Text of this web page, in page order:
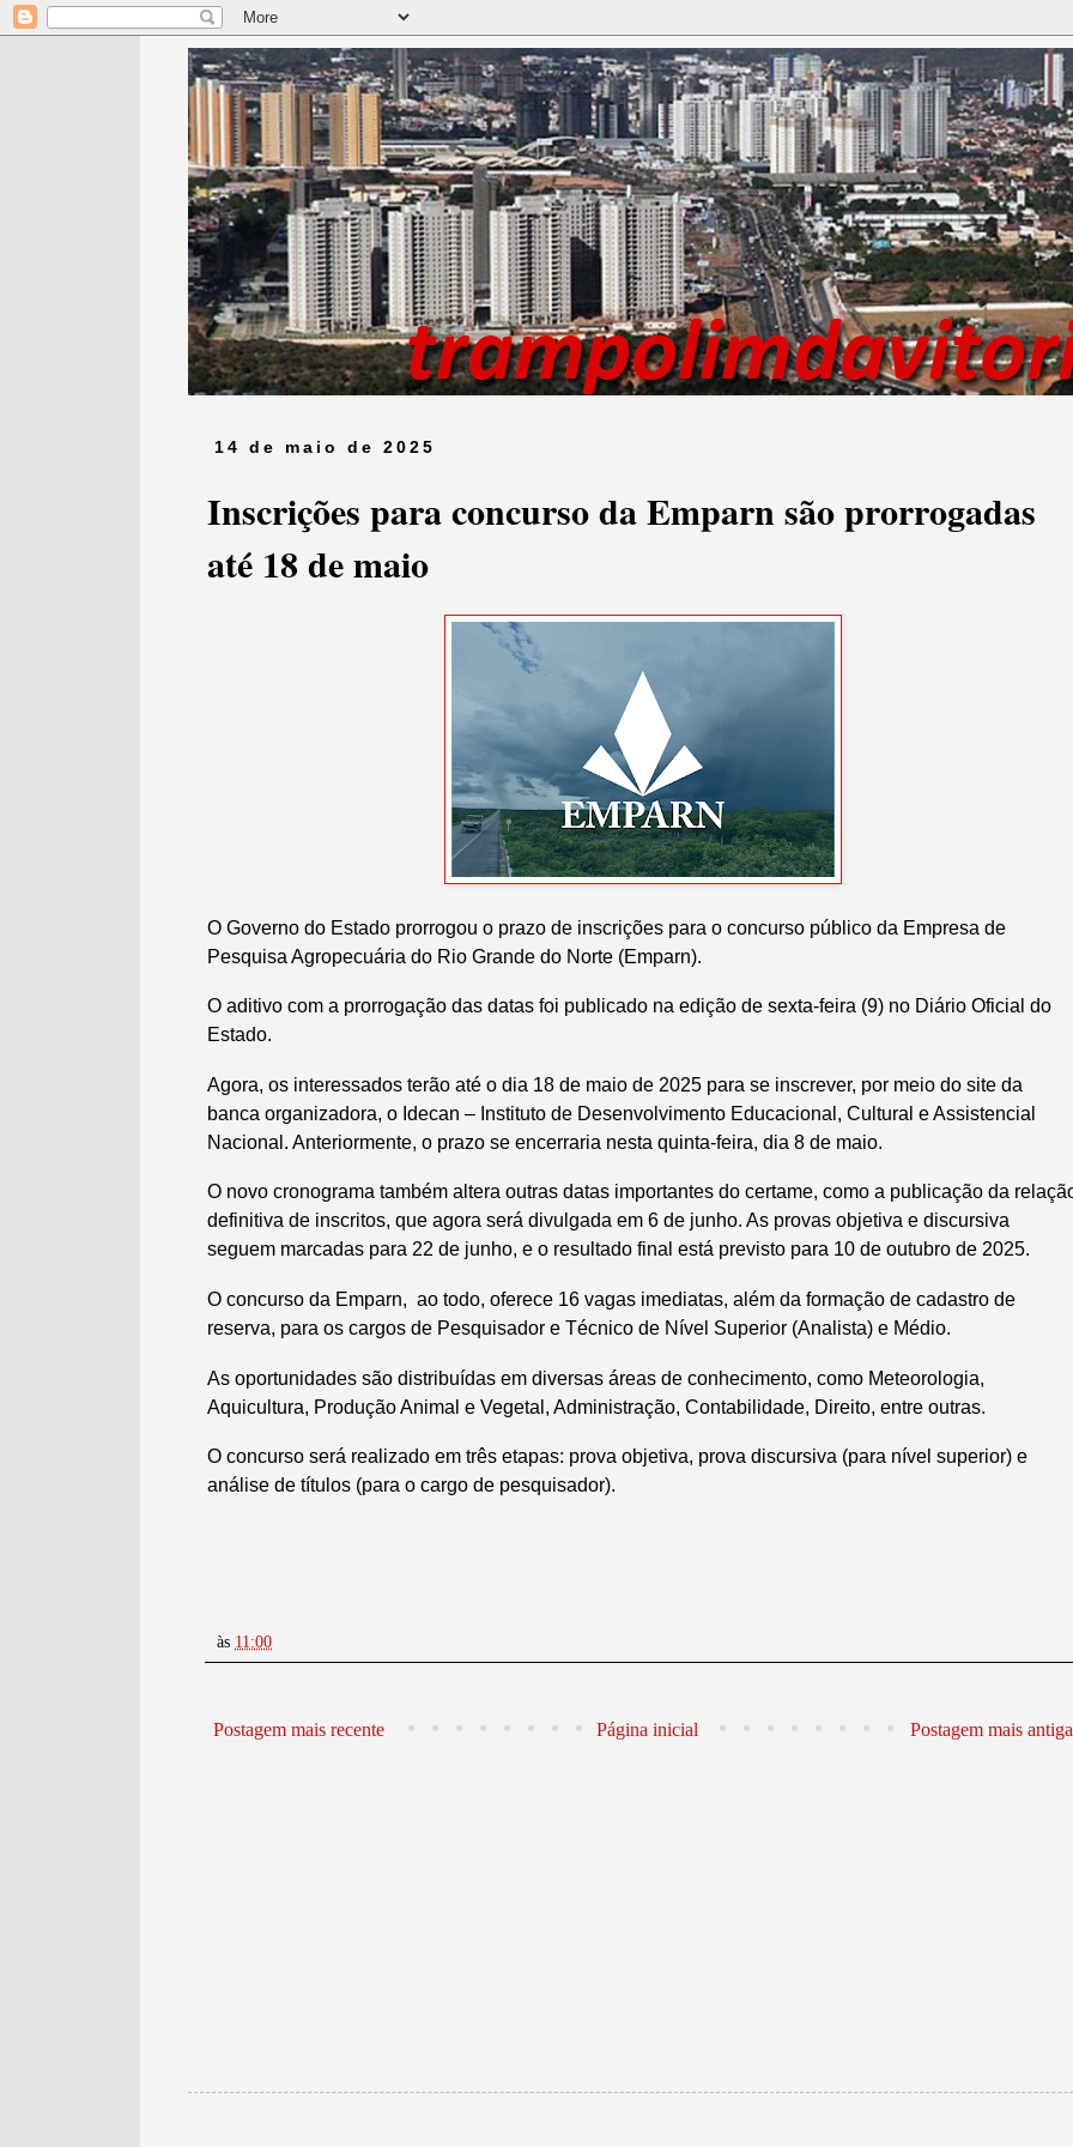
14 de maio de 2025
Inscrições para concurso da Emparn são prorrogadas
até 18 de maio
O Governo do Estado prorrogou o prazo de inscrições para o concurso público da Empresa de
Pesquisa Agropecuária do Rio Grande do Norte (Emparn).
O aditivo com a prorrogação das datas foi publicado na edição de sexta-feira (9) no Diário Oficial do
Estado.
Agora, os interessados terão até o dia 18 de maio de 2025 para se inscrever, por meio do site da
banca organizadora, o Idecan – Instituto de Desenvolvimento Educacional, Cultural e Assistencial
Nacional. Anteriormente, o prazo se encerraria nesta quinta-feira, dia 8 de maio.
O novo cronograma também altera outras datas importantes do certame, como a publicação da
definitiva de inscritos, que agora será divulgada em 6 de junho. As provas objetiva e discursiva
seguem marcadas para 22 de junho, e o resultado final está previsto para 10 de outubro de 2025.
O concurso da Emparn, ao todo, oferece 16 vagas imediatas, além da formação de cadastro de
reserva, para os cargos de Pesquisador e Técnico de Nível Superior (Analista) e Médio.
As oportunidades são distribuídas em diversas áreas de conhecimento, como Meteorologia,
Aquicultura, Produção Animal e Vegetal, Administração, Contabilidade, Direito, entre outras.
O concurso será realizado em três etapas: prova objetiva, prova discursiva (para nível superior) e
análise de títulos (para o cargo de pesquisador).
às 11:00
Postagem mais recente Postagem mais antiga
Página inicial